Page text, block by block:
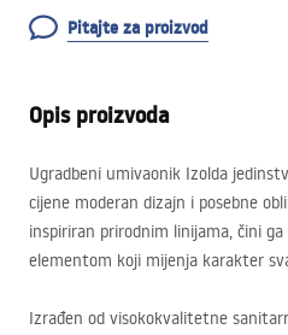
Pitajte za proizvod
Opis proizvoda
Ugradbeni umivaonik Izolda
cijene moderan dizajn i posebne
inspiriran prirodnim linijama, čini
elementom koji mijenja karakter
Izrađen od visokokvalitetne